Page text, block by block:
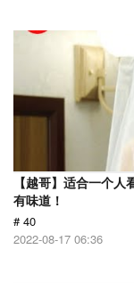
【越哥】适合一个
有味道！
# 40
2022-08-17 06:36